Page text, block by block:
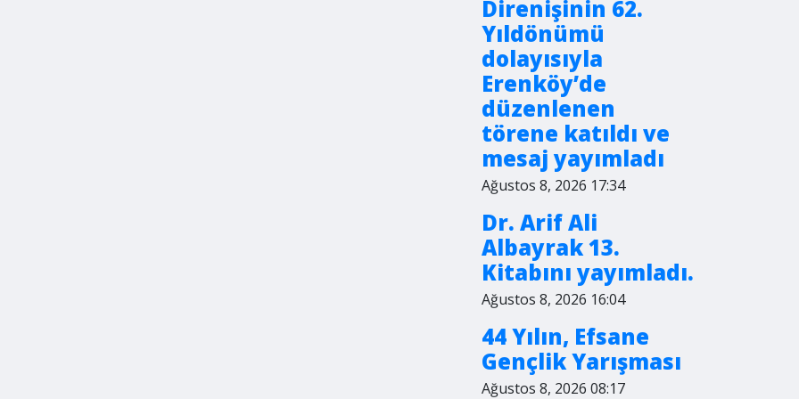
Direnişinin 62.
Yıldönümü
dolayısıyla
Erenköy’de
düzenlenen
törene katıldı ve
mesaj yayımladı
Ağustos 8, 2026 17:34
Dr. Arif Ali
Albayrak 13.
Kitabını yayımladı.
Ağustos 8, 2026 16:04
44 Yılın, Efsane
Gençlik Yarışması
Ağustos 8, 2026 08:17